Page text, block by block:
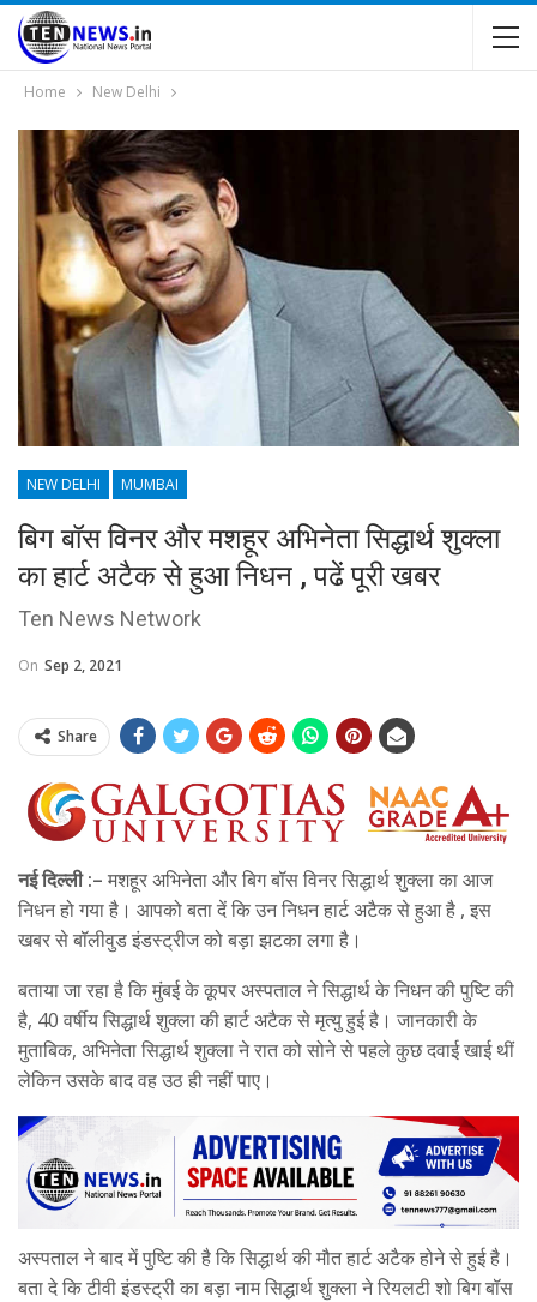
Home New Delhi
NEW DELHI MUMBAI
बिग बॉस विनर और मशहूर अभिनेता सिद्धार्थ शुक्ला
का हार्ट अटैक से हुआ निधन , पढें पूरी खबर
Ten News Network
On Sep 2, 2021
Share
नई दिल्ली :– मशहूर अभिनेता और बिग बॉस विनर सिद्धार्थ शुक्ला का आज
निधन हो गया है। आपको बता दें कि उन निधन हार्ट अटैक से हुआ है , इस
खबर से बॉलीवुड इंडस्ट्रीज को बड़ा झटका लगा है।
बताया जा रहा है कि मुंबई के कूपर अस्पताल ने सिद्धार्थ के निधन की पुष्टि की
है, 40 वर्षीय सिद्धार्थ शुक्ला की हार्ट अटैक से मृत्यु हुई है। जानकारी के
मुताबिक, अभिनेता सिद्धार्थ शुक्ला ने रात को सोने से पहले कुछ दवाई खाई थीं
लेकिन उसके बाद वह उठ ही नहीं पाए।
अस्पताल ने बाद में पुष्टि की है कि सिद्धार्थ की मौत हार्ट अटैक होने से हुई है।
बता दे कि टीवी इंडस्ट्री का बड़ा नाम सिद्धार्थ शुक्ला ने रियलटी शो बिग बॉस